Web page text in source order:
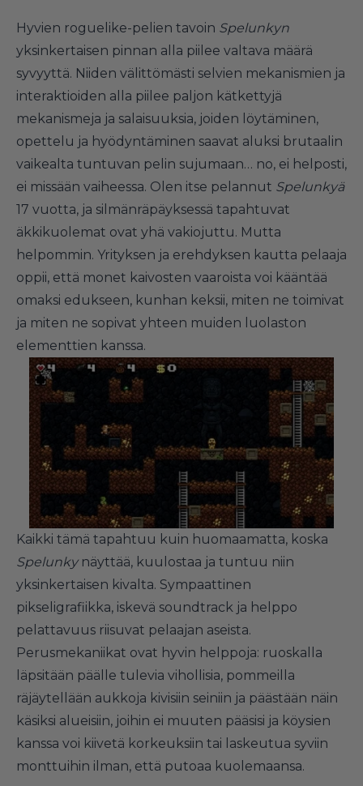
Hyvien roguelike-pelien tavoin Spelunkyn
yksinkertaisen pinnan alla piilee valtava määrä
syvyyttä. Niiden välittömästi selvien mekanismien ja
interaktioiden alla piilee paljon kätkettyjä
mekanismeja ja salaisuuksia, joiden löytäminen,
opettelu ja hyödyntäminen saavat aluksi brutaalin
vaikealta tuntuvan pelin sujumaan… no, ei helposti,
ei missään vaiheessa. Olen itse pelannut Spelunkyä
17 vuotta, ja silmänräpäyksessä tapahtuvat
äkkikuolemat ovat yhä vakiojuttu. Mutta
helpommin. Yrityksen ja erehdyksen kautta pelaaja
oppii, että monet kaivosten vaaroista voi kääntää
omaksi edukseen, kunhan keksii, miten ne toimivat
ja miten ne sopivat yhteen muiden luolaston
elementtien kanssa.
Kaikki tämä tapahtuu kuin huomaamatta, koska
Spelunky näyttää, kuulostaa ja tuntuu niin
yksinkertaisen kivalta. Sympaattinen
pikseligrafiikka, iskevä soundtrack ja helppo
pelattavuus riisuvat pelaajan aseista.
Perusmekaniikat ovat hyvin helppoja: ruoskalla
läpsitään päälle tulevia vihollisia, pommeilla
räjäytellään aukkoja kivisiin seiniin ja päästään näin
käsiksi alueisiin, joihin ei muuten pääsisi ja köysien
kanssa voi kiivetä korkeuksiin tai laskeutua syviin
monttuihin ilman, että putoaa kuolemaansa.